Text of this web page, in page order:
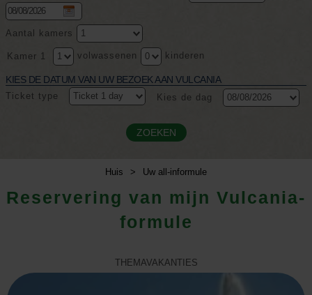
Aantal kamers
Kamer 1 volwassenen kinderen
KIES DE DATUM VAN UW BEZOEK AAN VULCANIA
Ticket type Kies de dag
Huis > Uw all-informule
Reservering van mijn Vulcania-
formule
THEMAVAKANTIES